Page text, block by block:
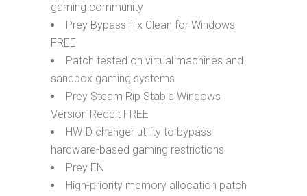
gaming community
Prey Bypass Fix Clean for Windows
FREE
Patch tested on virtual machines and
sandbox gaming systems
Prey Steam Rip Stable Windows
Version Reddit FREE
HWID changer utility to bypass
hardware-based gaming restrictions
Prey EN
High-priority memory allocation patch